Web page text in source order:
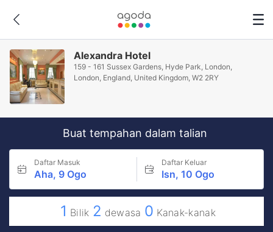
Alexandra Hotel
159 - 161 Sussex Gardens, Hyde Park, London,
London, England, United Kingdom, W2 2RY
Buat tempahan dalam talian
Daftar Masuk
Aha, 9 Ogo
Daftar Keluar
Isn, 10 Ogo
1 Bilik 2 dewasa 0 Kanak-kanak